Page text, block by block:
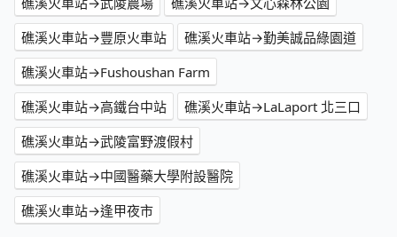
礁溪火車站→豐原火車站
礁溪火車站→勤美誠品綠園道
礁溪火車站→Fushoushan Farm
礁溪火車站→高鐵台中站
礁溪火車站→LaLaport 北三口
礁溪火車站→武陵富野渡假村
礁溪火車站→中國醫藥大學附設醫院
礁溪火車站→逢甲夜市